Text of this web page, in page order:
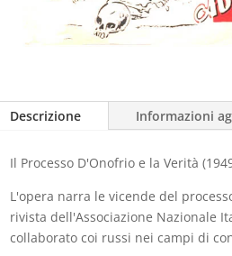
Descrizione Informazioni
Il Processo D'Onofrio e la Verità
L'opera narra le vicende del
rivista dell'Associazione Nazionale
collaborato coi russi nei campi di